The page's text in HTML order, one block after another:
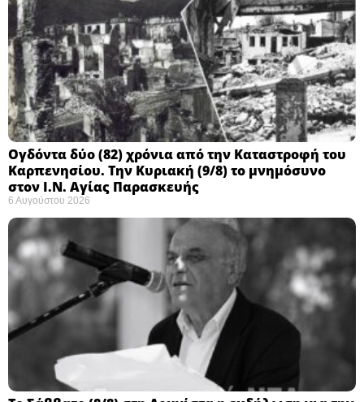
Ογδόντα δύο (82) χρόνια από την Καταστροφή του
Καρπενησίου. Την Κυριακή (9/8) το μνημόσυνο
στον Ι.Ν. Αγίας Παρασκευής
6 Αυγούστου 2026